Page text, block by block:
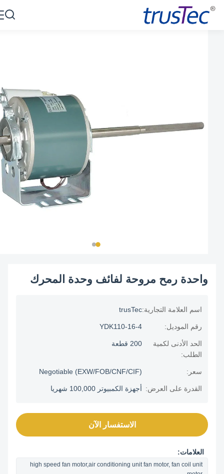
واحدة رمح مروحة لفائف وحدة المحرك
اسم العلامة التجارية:trusTec
رقم الموديل: YDK110-16-4
الحد الأدنى لكمية
الطلب:
200 قطعة
Negotiable (EXW/FOB/CNF/CIF)
القدرة على العرض: أجهزة الكمبيوتر 100,000 شهريا
الاستفسار الآن
العلامات:
high speed fan motor,air conditioning unit fan motor, fan coil unit